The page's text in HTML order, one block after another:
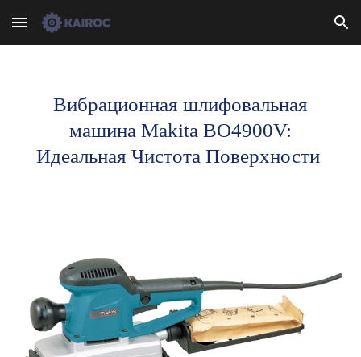
Skip to main content Skip to navigation
Вибрационная шлифовальная
машина Makita BO4900V:
Идеальная Чистота Поверхности